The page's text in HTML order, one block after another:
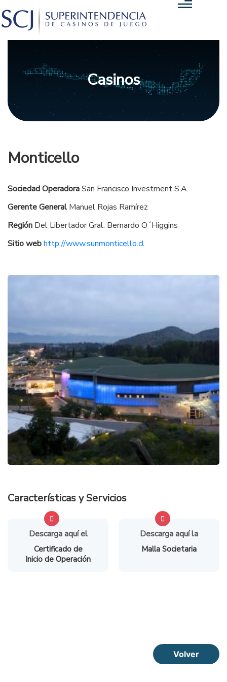
Casinos
Monticello
Sociedad OperadoraSan Francisco Investment S.A.
Gerente General Manuel Rojas Ramírez
Región Del Libertador Gral. Bernardo O´Higgins
Sitio webhttp://www.sunmonticello.cl
Características y Servicios
Descarga aquí el
Certificado de
Inicio de Operación
Descarga aquí la
Malla Societaria
Volver